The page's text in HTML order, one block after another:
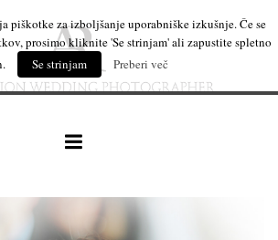
naše delo
piškotke za izboljšanje uporabniške izkušnje. Če se
prosimo kliknite 'Se strinjam' ali zapustite spletno
Se strinjam Preberi več